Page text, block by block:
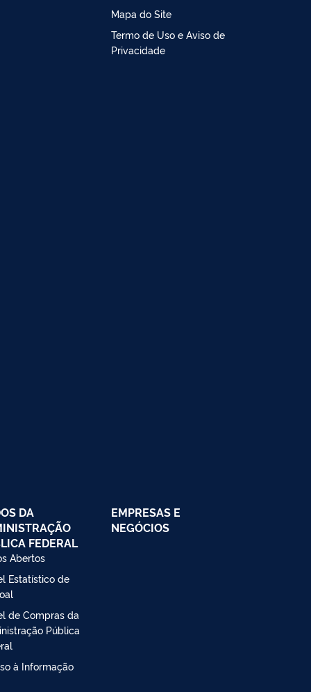
Mapa do Site
Termo de Uso e Aviso de
Privacidade
DA
FEDERAL
Abertos
Estatístico de
de Compras da
Pública
à Informação
EMPRESAS E
NEGÓCIOS